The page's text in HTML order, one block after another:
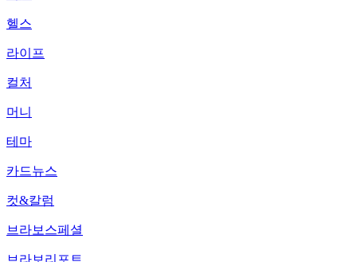
헬스
라이프
컬처
머니
테마
카드뉴스
컷&칼럼
브라보스페셜